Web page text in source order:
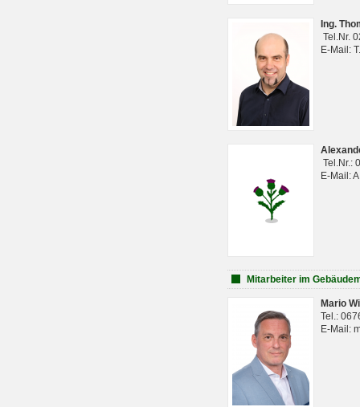
Ing.
Tel.Nr.
E-Mail:
Tel.Nr.:
E-Mail:
Mitarbeiter im
Mario
Tel.:
E-Mail: